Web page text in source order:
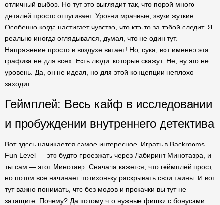
отличный выбор. Но тут это выглядит так, что порой много
деталей просто отпугивает. Уровни мрачные, звуки жуткие.
Особенно когда настигает чувство, что кто-то за тобой следит. Я
реально иногда оглядывался, думал, что не один тут.
Напряжение просто в воздухе витает! Но, сука, вот именно эта
графика не для всех. Есть люди, которые скажут: Не, ну это не
уровень. Да, он не идеал, но для этой концепции неплохо
заходит.
Геймплей: Весь кайф в исследовании
и пробуждении внутреннего детектива
Вот здесь начинается самое интересное! Играть в Backrooms
Fun Level — это будто проезжать через Лабиринт Минотавра, и
ты сам — этот Минотавр. Сначала кажется, что геймплей прост,
но потом все начинает потихоньку раскрывать свои тайны. И вот
тут важно понимать, что без модов и прокачки вы тут не
затащите. Почему? Да потому что нужные фишки с бонусами